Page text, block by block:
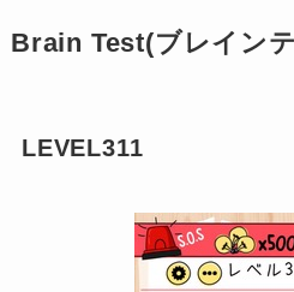
Brain Test(ブレイン
LEVEL311